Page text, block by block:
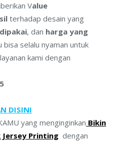
Value
terhadap desain yang
, dan harga yang
bisa selalu nyaman untuk
kami dengan
DISINI
yang menginginkan Bikin
Jersey Printing dengan